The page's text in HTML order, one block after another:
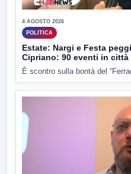
4 AGOSTO 2026
POLITICA
Estate: Nargi e Festa
Cipriano: 90 eventi in città
È scontro sulla bontà del